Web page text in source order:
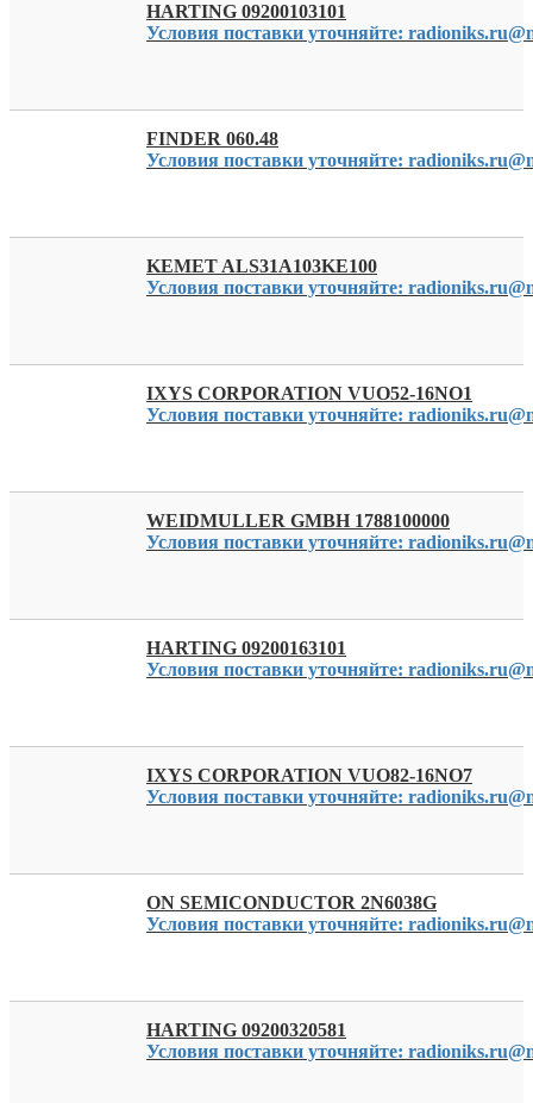
HARTING 09200103101
Условия поставки уточняйте:
FINDER 060.48
Условия поставки уточняйте:
KEMET ALS31A103KE100
Условия поставки уточняйте:
IXYS CORPORATION VUO52-16NO1
Условия поставки уточняйте:
WEIDMULLER GMBH 1788100000
Условия поставки уточняйте:
HARTING 09200163101
Условия поставки уточняйте:
IXYS CORPORATION VUO82-16NO7
Условия поставки уточняйте:
ON SEMICONDUCTOR 2N6038G
Условия поставки уточняйте:
HARTING 09200320581
Условия поставки уточняйте: